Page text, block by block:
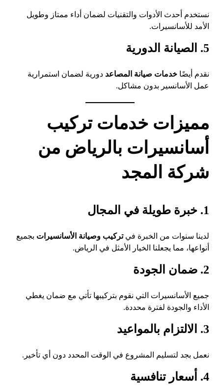
نستخدم أحدث الأدوات والتقنيات لضمان أداء ممتاز وطويل
الأمد للأسانسيرات.
5. الصيانة الدورية
نقدم أيضًاخدمات صيانة المصاعد دورية لضمان استمرارية
عمل الأسانسير بدون مشاكل.
مميزات خدمات تركيب
أسانسيرات بالرياض من
شركة المجد
1. خبرة طويلة في المجال
لدينا سنوات من الخبرة فيتركيب وصيانة الأسانسيرات بجميع
أنواعها، مما يجعلنا الخيار الأمثل في الرياض.
2. ضمان الجودة
جميع الأسانسيرات التي نقوم بتركيبها تأتي مع ضمان يغطي
الأداء والجودة لفترة محددة.
3. الالتزام بالمواعيد
نعمل بجد لتسليم المشروع في الوقت المحدد دون أي تأخير.
4. أسعار تنافسية